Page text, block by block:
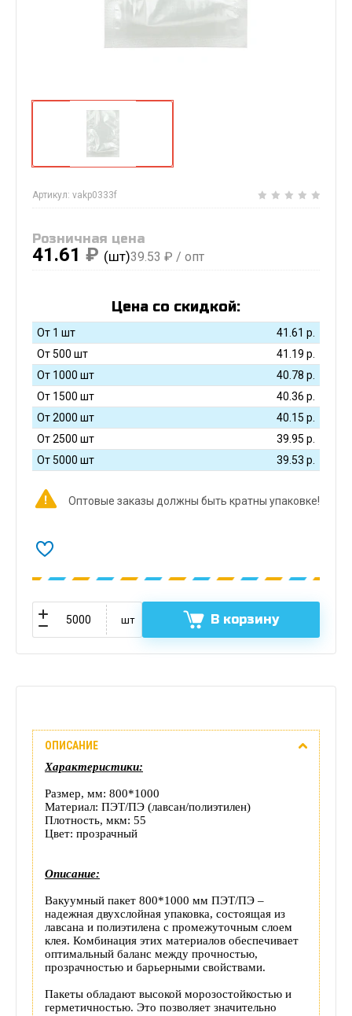
Артикул: vakp0333f
Розничная цена
41.61 ₽ (шт)39.53 ₽ / опт
Цена со скидкой:
От 1 шт 41.61 р.
От 500 шт
41.19 р.
От 1000 шт
40.78 р.
От 1500 шт
40.36 р.
От 2000 шт
40.15 р.
От 2500 шт
39.95 р.
От 5000 шт
39.53 р.
Оптовые заказы должны быть кратны упаковке!
шт В корзину
Отзывы
(0)
Доставка
этого
товара
ОПИСАНИЕ
Характеристики:
Размер, мм: 800*1000
Материал: ПЭТ/ПЭ (лавсан/полиэтилен)
Плотность, мкм: 55
Цвет: прозрачный
Описание:
Вакуумный пакет 800*1000 мм ПЭТ/ПЭ –
надежная двухслойная упаковка, состоящая из
лавсана и полиэтилена с промежуточным слоем
клея. Комбинация этих материалов обеспечивает
оптимальный баланс между прочностью,
прозрачностью и барьерными свойствами.
Пакеты обладают высокой морозостойкостью и
герметичностью. Это позволяет значительно